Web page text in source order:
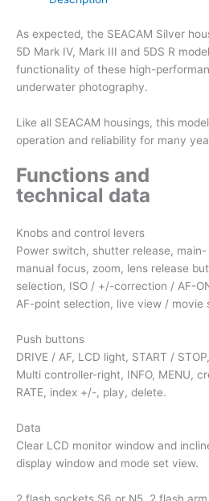
As expected, the SEACAM Silver
5D Mark IV, Mark III and 5DS R
functionality of these high-
underwater photography.
Like all SEACAM housings, this
operation and reliability for many
Functions and
technical data
Knobs and control levers
Power switch, shutter release,
manual focus, zoom, lens release
selection, ISO / +/-correction / AF-
AF-point selection, live view / movie
Push buttons
DRIVE / AF, LCD light, START /
Multi controller-right, INFO, MENU,
RATE, index +/-, play, delete.
Data
Clear LCD monitor window and
display window and mode set view.